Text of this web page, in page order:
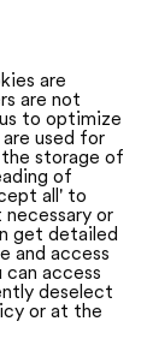
Am
SRG-
«200
wird
den
are
are not
to optimize
used for
the storage of
of
all' to
or
get detailed
and access
can access
deselect
or at the